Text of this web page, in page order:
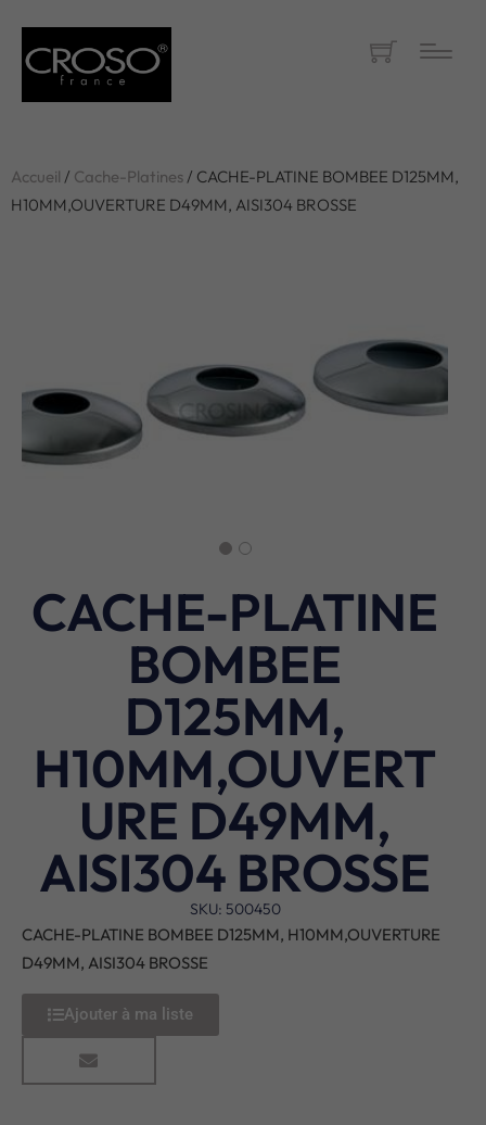
Accueil / Cache-Platines/ CACHE-PLATINE BOMBEE D125MM,
H10MM,OUVERTURE D49MM, AISI304 BROSSE
CACHE-PLATINE
BOMBEE
D125MM,
H10MM,OUVERT
URE D49MM,
AISI304 BROSSE
SKU: 500450
CACHE-PLATINE BOMBEE D125MM, H10MM,OUVERTURE
D49MM, AISI304 BROSSE
Ajouter à ma liste